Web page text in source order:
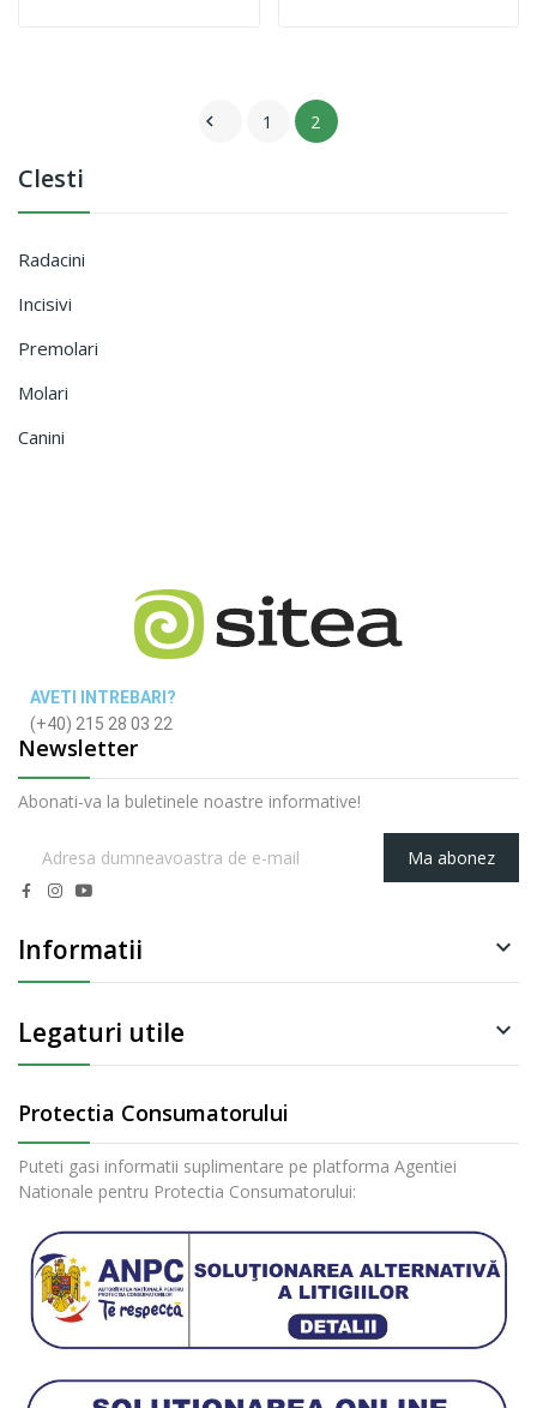
Clesti
Radacini
Incisivi
Premolari
Molari
Canini
 1 2
AVETI INTREBARI?
(+40) 215 28 03 22
Newsletter
Abonati-va la buletinele noastre informative!
Ma abonez
Informatii 
Legaturi utile 
Protectia Consumatorului
Puteti gasi informatii suplimentare pe platforma Agentiei
Nationale pentru Protectia Consumatorului: